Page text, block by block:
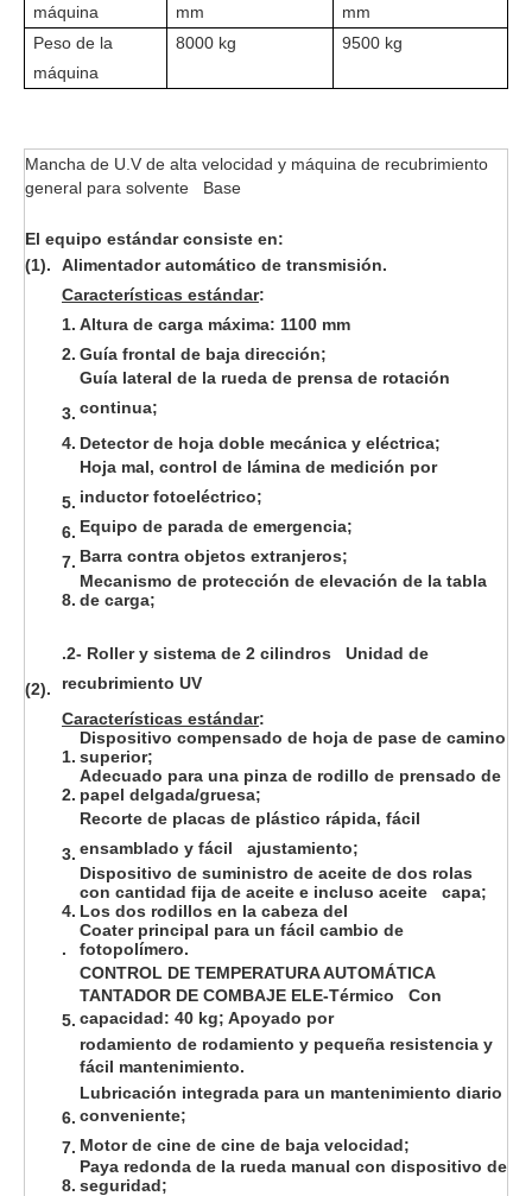
máquina
mm
mm
Peso de la
máquina
8000 kg 9500 kg
Mancha de U.V de alta velocidad y máquina de recubrimiento
general para solvente Base
El equipo estándar consiste en:
(1).
Alimentador automático de transmisión.
Características estándar:
1. Altura de carga máxima: 1100 mm
2. Guía frontal de baja dirección;
3.
Guía lateral de la rueda de prensa de rotación
continua;
4. Detector de hoja doble mecánica y eléctrica;
5.
Hoja mal, control de lámina de medición por
inductor fotoeléctrico;
6. Equipo de parada de emergencia;
7. Barra contra objetos extranjeros;
8.
Mecanismo de protección de elevación de la tabla
de carga;
(2).
.2- Roller y sistema de 2 cilindros Unidad de
recubrimiento UV
Características estándar:
1.
Dispositivo compensado de hoja de pase de camino
superior;
2.
Adecuado para una pinza de rodillo de prensado de
papel delgada/gruesa;
3.
Recorte de placas de plástico rápida, fácil
ensamblado y fácil ajustamiento;
4.
Dispositivo de suministro de aceite de dos rolas
con cantidad fija de aceite e incluso aceite capa;
Los dos rodillos en la cabeza del
.
Coater principal para un fácil cambio de
fotopolímero.
5.
CONTROL DE TEMPERATURA AUTOMÁTICA
TANTADOR DE COMBAJE ELE-Térmico Con
capacidad: 40 kg; Apoyado por
rodamiento de rodamiento y pequeña resistencia y
fácil mantenimiento.
6.
Lubricación integrada para un mantenimiento diario
conveniente;
7. Motor de cine de cine de baja velocidad;
8.
Paya redonda de la rueda manual con dispositivo de
seguridad;